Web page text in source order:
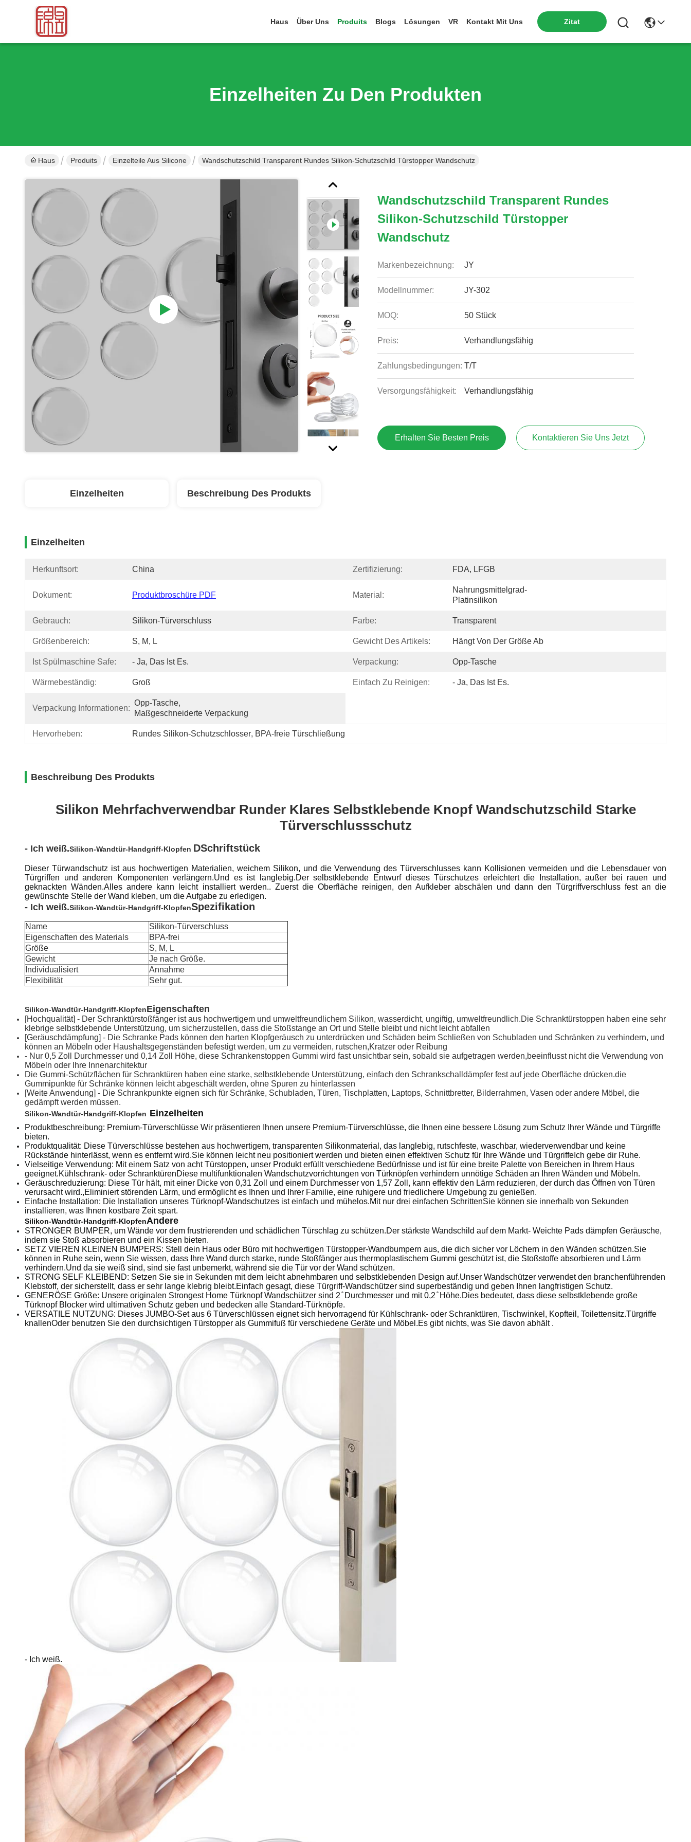
Haus Über Uns Produits Blogs Lösungen VR Kontakt Mit Uns Zitat
Einzelheiten Zu Den Produkten
Haus Produits Einzelteile Aus Silicone Wandschutzschild Transparent Rundes Silikon-Schutzschild Türstopper Wandschutz
Wandschutzschild Transparent Rundes
Silikon-Schutzschild Türstopper
Wandschutz
Markenbezeichnung: JY
Modellnummer: JY-302
MOQ: 50 Stück
Preis: Verhandlungsfähig
Zahlungsbedingungen: T/T
Versorgungsfähigkeit: Verhandlungsfähig
Erhalten Sie Besten Preis Kontaktieren Sie Uns Jetzt
Einzelheiten Beschreibung Des Produkts
Einzelheiten
Herkunftsort: China Zertifizierung: FDA, LFGB
Dokument: Produktbroschüre PDF Material:
Nahrungsmittelgrad-
Platinsilikon
Gebrauch: Silikon-Türverschluss Farbe: Transparent
Größenbereich: S, M, L Gewicht Des Artikels: Hängt Von Der Größe Ab
Ist Spülmaschine Safe: - Ja, Das Ist Es. Verpackung: Opp-Tasche
Wärmebeständig: Groß Einfach Zu Reinigen: - Ja, Das Ist Es.
Verpackung Informationen:
Opp-Tasche,
Maßgeschneiderte Verpackung
Hervorheben: Rundes Silikon-Schutzschlosser, BPA-freie Türschließung
Beschreibung Des Produkts
Silikon Mehrfachverwendbar Runder Klares Selbstklebende Knopf Wandschutzschild Starke
Türverschlussschutz
- Ich weiß.Silikon-Wandtür-Handgriff-Klopfen DSchriftstück
Dieser Türwandschutz ist aus hochwertigen Materialien, weichem Silikon, und die Verwendung des Türverschlusses kann Kollisionen vermeiden und die Lebensdauer von
Türgriffen und anderen Komponenten verlängern.Und es ist langlebig.Der selbstklebende Entwurf dieses Türschutzes erleichtert die Installation, außer bei rauen und
geknackten Wänden.Alles andere kann leicht installiert werden.. Zuerst die Oberfläche reinigen, den Aufkleber abschälen und dann den Türgriffverschluss fest an die
gewünschte Stelle der Wand kleben, um die Aufgabe zu erledigen.
- Ich weiß.Silikon-Wandtür-Handgriff-KlopfenSpezifikation
Name
Silikon-Türverschluss
Eigenschaften des Materials
BPA-frei
Größe
S, M, L
Gewicht
Je nach Größe.
Individualisiert
Annahme
Flexibilität
Sehr gut.
Silikon-Wandtür-Handgriff-KlopfenEigenschaften
[Hochqualität] - Der Schranktürstoßfänger ist aus hochwertigem und umweltfreundlichem Silikon, wasserdicht, ungiftig, umweltfreundlich.Die Schranktürstoppen haben eine sehr
klebrige selbstklebende Unterstützung, um sicherzustellen, dass die Stoßstange an Ort und Stelle bleibt und nicht leicht abfallen
[Geräuschdämpfung] - Die Schranke Pads können den harten Klopfgeräusch zu unterdrücken und Schäden beim Schließen von Schubladen und Schränken zu verhindern, und
können an Möbeln oder Haushaltsgegenständen befestigt werden, um zu vermeiden, rutschen,Kratzer oder Reibung
- Nur 0,5 Zoll Durchmesser und 0,14 Zoll Höhe, diese Schrankenstoppen Gummi wird fast unsichtbar sein, sobald sie aufgetragen werden,beeinflusst nicht die Verwendung von
Möbeln oder Ihre Innenarchitektur
Die Gummi-Schützflächen für Schranktüren haben eine starke, selbstklebende Unterstützung, einfach den Schrankschalldämpfer fest auf jede Oberfläche drücken.die
Gummipunkte für Schränke können leicht abgeschält werden, ohne Spuren zu hinterlassen
[Weite Anwendung] - Die Schrankpunkte eignen sich für Schränke, Schubladen, Türen, Tischplatten, Laptops, Schnittbretter, Bilderrahmen, Vasen oder andere Möbel, die
gedämpft werden müssen.
Silikon-Wandtür-Handgriff-Klopfen Einzelheiten
Produktbeschreibung: Premium-Türverschlüsse Wir präsentieren Ihnen unsere Premium-Türverschlüsse, die Ihnen eine bessere Lösung zum Schutz Ihrer Wände und Türgriffe
bieten.
Produktqualität: Diese Türverschlüsse bestehen aus hochwertigem, transparenten Silikonmaterial, das langlebig, rutschfeste, waschbar, wiederverwendbar und keine
Rückstände hinterlässt, wenn es entfernt wird.Sie können leicht neu positioniert werden und bieten einen effektiven Schutz für Ihre Wände und TürgriffeIch gebe dir Ruhe.
Vielseitige Verwendung: Mit einem Satz von acht Türstoppen, unser Produkt erfüllt verschiedene Bedürfnisse und ist für eine breite Palette von Bereichen in Ihrem Haus
geeignet.Kühlschrank- oder SchranktürenDiese multifunktionalen Wandschutzvorrichtungen von Türknöpfen verhindern unnötige Schäden an Ihren Wänden und Möbeln.
Geräuschreduzierung: Diese Tür hält, mit einer Dicke von 0,31 Zoll und einem Durchmesser von 1,57 Zoll, kann effektiv den Lärm reduzieren, der durch das Öffnen von Türen
verursacht wird.,Eliminiert störenden Lärm, und ermöglicht es Ihnen und Ihrer Familie, eine ruhigere und friedlichere Umgebung zu genießen.
Einfache Installation: Die Installation unseres Türknopf-Wandschutzes ist einfach und mühelos.Mit nur drei einfachen SchrittenSie können sie innerhalb von Sekunden
installieren, was Ihnen kostbare Zeit spart.
Silikon-Wandtür-Handgriff-KlopfenAndere
STRONGER BUMPER, um Wände vor dem frustrierenden und schädlichen Türschlag zu schützen.Der stärkste Wandschild auf dem Markt- Weichte Pads dämpfen Geräusche,
indem sie Stoß absorbieren und ein Kissen bieten.
SETZ VIEREN KLEINEN BUMPERS: Stell dein Haus oder Büro mit hochwertigen Türstopper-Wandbumpern aus, die dich sicher vor Löchern in den Wänden schützen.Sie
können in Ruhe sein, wenn Sie wissen, dass Ihre Wand durch starke, runde Stoßfänger aus thermoplastischem Gummi geschützt ist, die Stoßstoffe absorbieren und Lärm
verhindern.Und da sie weiß sind, sind sie fast unbemerkt, während sie die Tür vor der Wand schützen.
STRONG SELF KLEIBEND: Setzen Sie sie in Sekunden mit dem leicht abnehmbaren und selbstklebenden Design auf.Unser Wandschützer verwendet den branchenführenden
Klebstoff, der sicherstellt, dass er sehr lange klebrig bleibt.Einfach gesagt, diese Türgriff-Wandschützer sind superbeständig und geben Ihnen langfristigen Schutz.
GENERÖSE Größe: Unsere originalen Strongest Home Türknopf Wandschützer sind 2 ̊ Durchmesser und mit 0,2 ̊ Höhe.Dies bedeutet, dass diese selbstklebende große
Türknopf Blocker wird ultimativen Schutz geben und bedecken alle Standard-Türknöpfe.
VERSATILE NUTZUNG: Dieses JUMBO-Set aus 6 Türverschlüssen eignet sich hervorragend für Kühlschrank- oder Schranktüren, Tischwinkel, Kopfteil, Toilettensitz.Türgriffe
knallenOder benutzen Sie den durchsichtigen Türstopper als Gummifuß für verschiedene Geräte und Möbel.Es gibt nichts, was Sie davon abhält .
- Ich weiß.